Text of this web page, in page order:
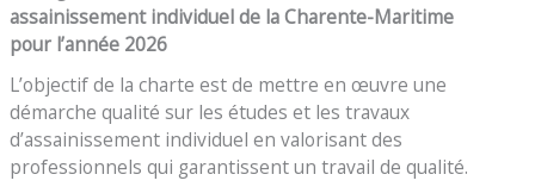
assainissement individuel de la Charente-Maritime
pour l’année 2026
L’objectif de la charte est de mettre en œuvre une
démarche qualité sur les études et les travaux
d’assainissement individuel en valorisant des
professionnels qui garantissent un travail de qualité.